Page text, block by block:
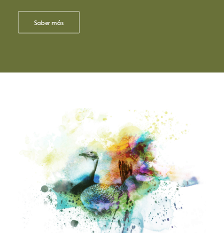
Saber más